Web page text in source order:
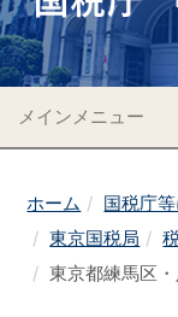
メインメニュー
ホーム 国税庁
東京国税局
東京都練馬区